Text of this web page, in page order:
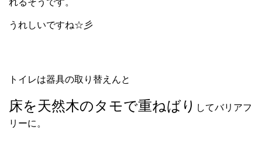
れるそうです。
うれしいですね☆彡
トイレは器具の取り替えんと
床を天然木のタモで重ねばり してバリアフ
リーに。